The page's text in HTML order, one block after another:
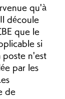
qu'à
découle
que le
si
poste n'est
par les
de